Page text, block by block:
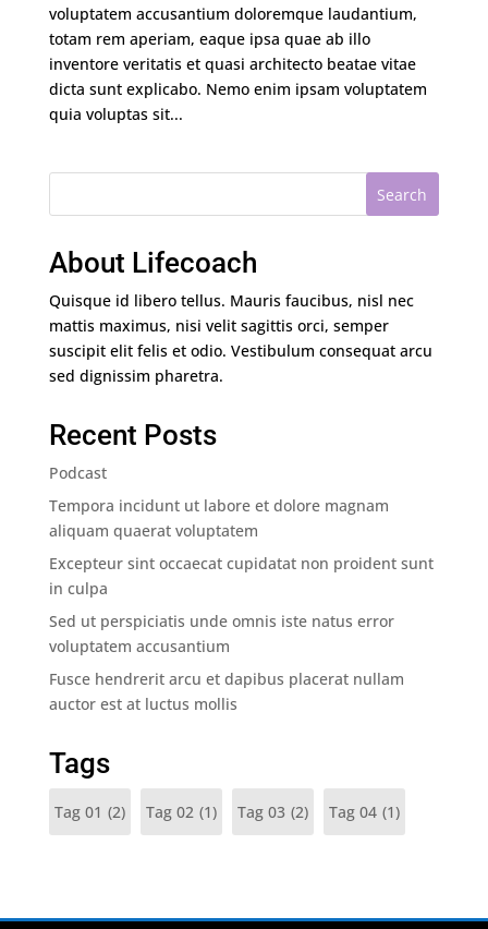
voluptatem accusantium doloremque laudantium,
totam rem aperiam, eaque ipsa quae ab illo
inventore veritatis et quasi architecto beatae vitae
dicta sunt explicabo. Nemo enim ipsam voluptatem
quia voluptas sit...
Search
About Lifecoach
Quisque id libero tellus. Mauris faucibus, nisl nec
mattis maximus, nisi velit sagittis orci, semper
suscipit elit felis et odio. Vestibulum consequat arcu
sed dignissim pharetra.
Recent Posts
Podcast
Tempora incidunt ut labore et dolore magnam
aliquam quaerat voluptatem
Excepteur sint occaecat cupidatat non proident sunt
in culpa
Sed ut perspiciatis unde omnis iste natus error
voluptatem accusantium
Fusce hendrerit arcu et dapibus placerat nullam
auctor est at luctus mollis
Tags
Tag 01 (2) Tag 02 (1) Tag 03 (2) Tag 04 (1)